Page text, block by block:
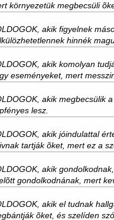
környezetük megbecsüli
akik figyelnek
hinnék
akik komolyan
eseményeket, mert
akik megbecsülik
lesz.
akik jóindulattal
tartják õket, mert ez a
akik
gondolkodnának, mert
akik el tudnak
õket, és szelíden